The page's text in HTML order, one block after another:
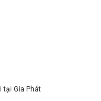
tại Gia Phát